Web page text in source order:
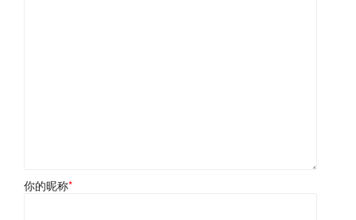
你的昵称*